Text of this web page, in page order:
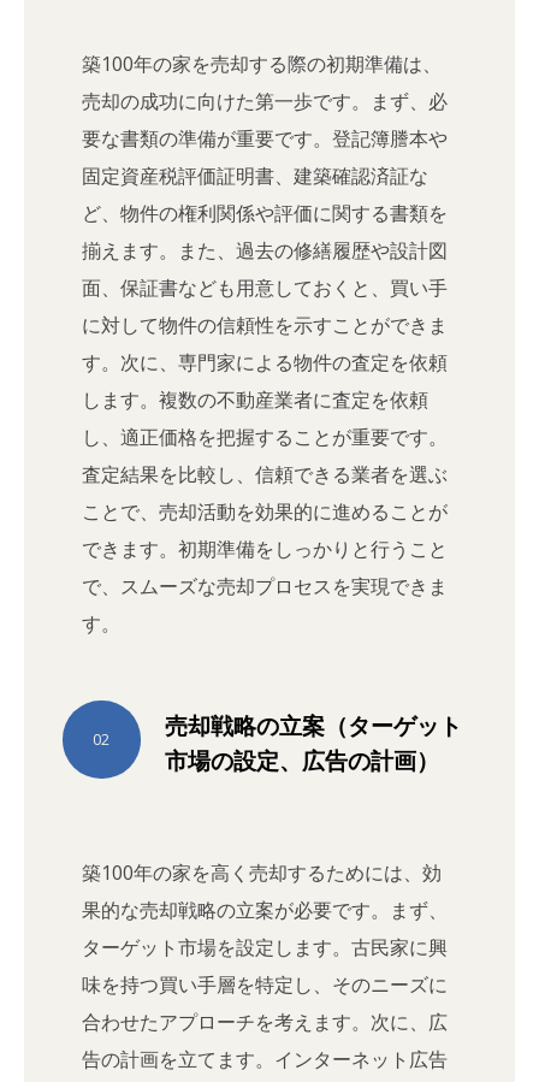
築100年の家を売却する際の初期準備は、
売却の成功に向けた第一歩です。まず、必
要な書類の準備が重要です。登記簿謄本や
固定資産税評価証明書、建築確認済証な
ど、物件の権利関係や評価に関する書類を
揃えます。また、過去の修繕履歴や設計図
面、保証書なども用意しておくと、買い手
に対して物件の信頼性を示すことができま
す。次に、専門家による物件の査定を依頼
します。複数の不動産業者に査定を依頼
し、適正価格を把握することが重要です。
査定結果を比較し、信頼できる業者を選ぶ
ことで、売却活動を効果的に進めることが
できます。初期準備をしっかりと行うこと
で、スムーズな売却プロセスを実現できま
す。
売却戦略の立案（ターゲット
市場の設定、広告の計画）
02
築100年の家を高く売却するためには、効
果的な売却戦略の立案が必要です。まず、
ターゲット市場を設定します。古民家に興
味を持つ買い手層を特定し、そのニーズに
合わせたアプローチを考えます。次に、広
告の計画を立てます。インターネット広告